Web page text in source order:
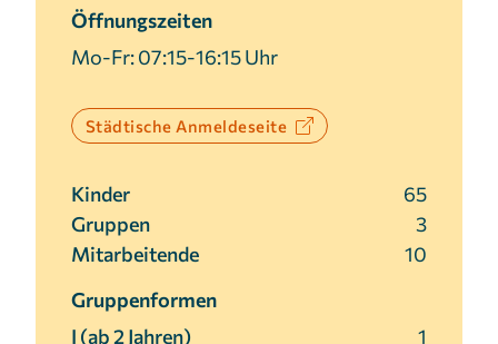
Öffnungszeiten
Mo-Fr: 07:15-16:15 Uhr
Städtische Anmeldeseite
Kinder
65
Gruppen
3
Mitarbeitende
10
Gruppenformen
I (ab 2 Jahren)
1
1 Jahr
MARKETING
Marketing Cookies werden von Drittanbietern
anzuzeigen. Sie tun dies, indem sie Besucher über
Facebook Pixel
Name:
_fbp